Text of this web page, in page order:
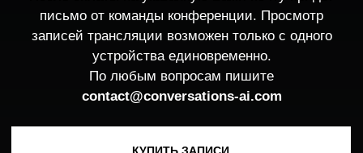
Ждем вас 2 декабря на
Conversations 2026 в Москве